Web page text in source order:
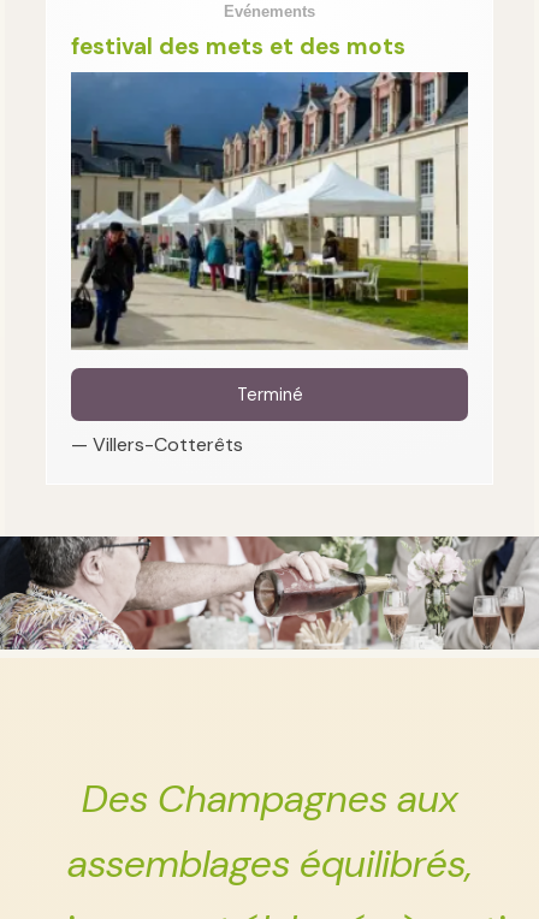
Evénements
festival des mets et des mots
Terminé
— Villers-Cotterêts
Des Champagnes aux
assemblages équilibrés,